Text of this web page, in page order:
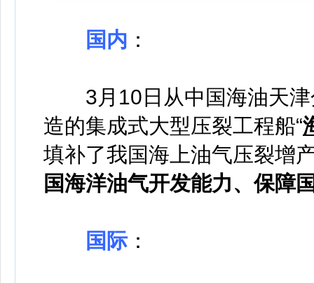
国内 ：
3月10日从中国海油天
造的集成式大型压裂工程船“
填补了我国海上油气压裂增
国海洋油气开发能力、保障
国际：